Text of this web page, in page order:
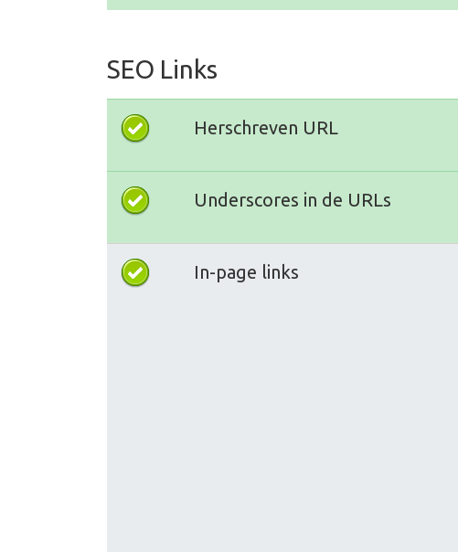
SEO Links
Herschreven URL
Underscores in de URLs
In-page links